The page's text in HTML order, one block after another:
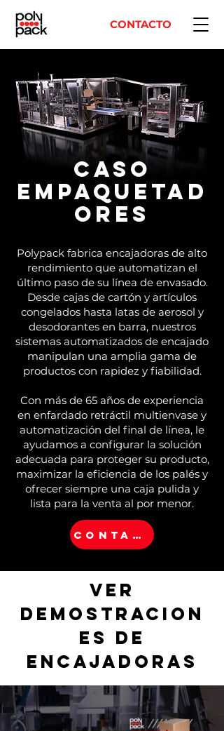
CONTACTO
Caso
Empaquetad
ores
Polypack fabrica encajadoras de alto
rendimiento que automatizan el
último paso de su línea de envasado.
Desde cajas de cartón y artículos
congelados hasta latas de aerosol y
desodorantes en barra, nuestros
sistemas automatizados de encajado
manipulan una amplia gama de
productos con rapidez y fiabilidad.
Con más de 65 años de experiencia
en enfardado retráctil multienvase y
automatización del final de línea, le
ayudamos a configurar la solución
adecuada para proteger su producto,
maximizar la eficiencia de los palés y
ofrecer siempre una caja pulida y
lista para la venta al por menor.
CONTACTO
Ver
demostracion
es de
encajadoras